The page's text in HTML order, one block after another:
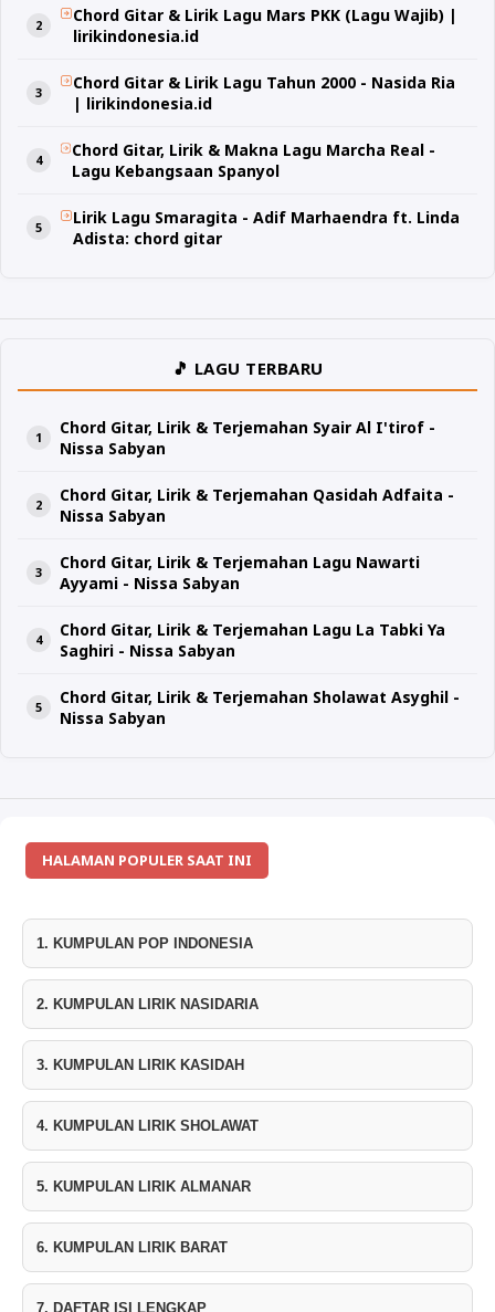
Chord Gitar & Lirik Lagu Mars PKK (Lagu Wajib) |
lirikindonesia.id
Chord Gitar & Lirik Lagu Tahun 2000 - Nasida Ria
| lirikindonesia.id
Chord Gitar, Lirik & Makna Lagu Marcha Real -
Lagu Kebangsaan Spanyol
Lirik Lagu Smaragita - Adif Marhaendra ft. Linda
Adista: chord gitar
🎵 LAGU TERBARU
Chord Gitar, Lirik & Terjemahan Syair Al I'tirof -
Nissa Sabyan
Chord Gitar, Lirik & Terjemahan Qasidah Adfaita -
Nissa Sabyan
Chord Gitar, Lirik & Terjemahan Lagu Nawarti
Ayyami - Nissa Sabyan
Chord Gitar, Lirik & Terjemahan Lagu La Tabki Ya
Saghiri - Nissa Sabyan
Chord Gitar, Lirik & Terjemahan Sholawat Asyghil -
Nissa Sabyan
HALAMAN POPULER SAAT INI
1. KUMPULAN POP INDONESIA
2. KUMPULAN LIRIK NASIDARIA
3. KUMPULAN LIRIK KASIDAH
4. KUMPULAN LIRIK SHOLAWAT
5. KUMPULAN LIRIK ALMANAR
6. KUMPULAN LIRIK BARAT
7. DAFTAR ISI LENGKAP